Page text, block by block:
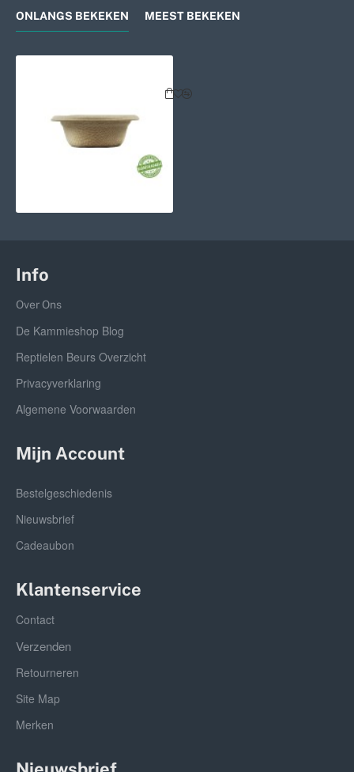
ONLANGS BEKEKEN MEEST BEKEKEN
Info
Over Ons
De Kammieshop Blog
Reptielen Beurs Overzicht
Privacyverklaring
Algemene Voorwaarden
Mijn Account
Bestelgeschiedenis
Nieuwsbrief
Cadeaubon
Klantenservice
Contact
Verzenden
Retourneren
Site Map
Merken